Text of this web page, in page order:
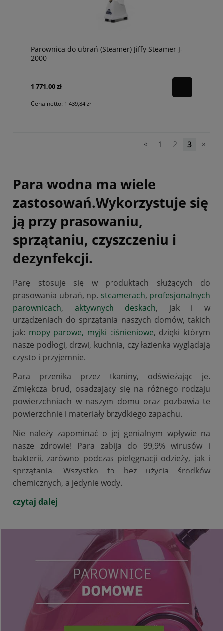
Parownica do ubrań (Steamer) Jiffy Steamer J-
2000
1 771,00 zł
Cena netto: 1 439,84 zł
« 1 2 3 »
Para wodna ma wiele
zastosowań.Wykorzystuje się
ją przy prasowaniu,
sprzątaniu, czyszczeniu i
dezynfekcji.
Parę stosuje się w produktach służących do
prasowania ubrań, np. steamerach, profesjonalnych
parownicach, aktywnych deskach, jak i w
urządzeniach do sprzątania naszych domów, takich
jak: mopy parowe, myjki ciśnieniowe, dzięki którym
nasze podłogi, drzwi, kuchnia, czy łazienka wyglądają
czysto i przyjemnie.
Para przenika przez tkaniny, odświeżając je.
Zmiękcza brud, osadzający się na różnego rodzaju
powierzchniach w naszym domu oraz pozbawia te
powierzchnie i materiały brzydkiego zapachu.
Nie należy zapominać o jej genialnym wpływie na
nasze zdrowie! Para zabija do 99,9% wirusów i
bakterii, zarówno podczas pielęgnacji odzieży, jak i
sprzątania. Wszystko to bez użycia środków
chemicznych, a jedynie wody.
czytaj dalej